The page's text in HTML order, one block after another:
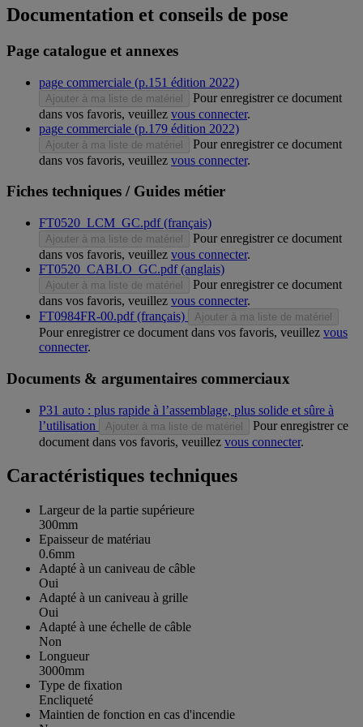
Documentation et conseils de pose
Page catalogue et annexes
page commerciale (p.151 édition 2022)
Ajouter à ma liste de matériel
Pour enregistrer ce document
dans vos favoris, veuillez vous connecter.
page commerciale (p.179 édition 2022)
Ajouter à ma liste de matériel
Pour enregistrer ce document
dans vos favoris, veuillez vous connecter.
Fiches techniques / Guides métier
FT0520_LCM_GC.pdf (français)
Ajouter à ma liste de matériel
Pour enregistrer ce document
dans vos favoris, veuillez vous connecter.
FT0520_CABLO_GC.pdf (anglais)
Ajouter à ma liste de matériel
Pour enregistrer ce document
dans vos favoris, veuillez vous connecter.
FT0984FR-00.pdf (français)
Ajouter à ma liste de matériel
Pour enregistrer ce document dans vos favoris, veuillez vous
connecter.
Documents & argumentaires commerciaux
P31 auto : plus rapide à l’assemblage, plus solide et sûre à
l’utilisation
Ajouter à ma liste de matériel
Pour enregistrer ce
document dans vos favoris, veuillez vous connecter.
Caractéristiques techniques
Largeur de la partie supérieure
300mm
Epaisseur de matériau
0.6mm
Adapté à un caniveau de câble
Oui
Adapté à un caniveau à grille
Oui
Adapté à une échelle de câble
Non
Longueur
3000mm
Type de fixation
Encliqueté
Maintien de fonction en cas d'incendie